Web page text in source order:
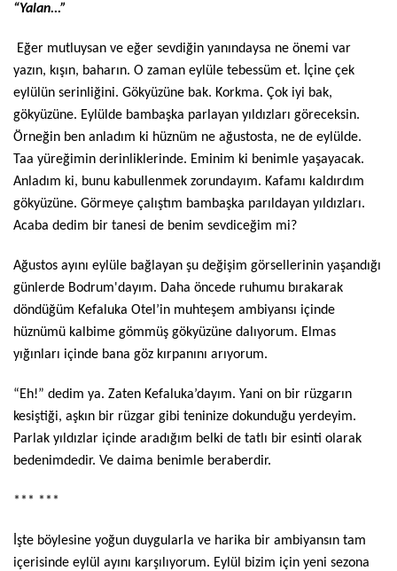
“Yalan...”
Eğer mutluysan ve eğer sevdiğin yanındaysa ne önemi var
yazın, kışın, baharın. O zaman eylüle tebessüm et. İçine çek
eylülün serinliğini. Gökyüzüne bak. Korkma. Çok iyi bak,
gökyüzüne. Eylülde bambaşka parlayan yıldızları göreceksin.
Örneğin ben anladım ki hüznüm ne ağustosta, ne de eylülde.
Taa yüreğimin derinliklerinde. Eminim ki benimle yaşayacak.
Anladım ki, bunu kabullenmek zorundayım. Kafamı kaldırdım
gökyüzüne. Görmeye çalıştım bambaşka parıldayan yıldızları.
Acaba dedim bir tanesi de benim sevdiceğim mi?
Ağustos ayını eylüle bağlayan şu değişim görsellerinin yaşandığı
günlerde Bodrum'dayım. Daha öncede ruhumu bırakarak
döndüğüm Kefaluka Otel’in muhteşem ambiyansı içinde
hüznümü kalbime gömmüş gökyüzüne dalıyorum. Elmas
yığınları içinde bana göz kırpanını arıyorum.
“Eh!” dedim ya. Zaten Kefaluka’dayım. Yani on bir rüzgarın
kesiştiği, aşkın bir rüzgar gibi teninize dokunduğu yerdeyim.
Parlak yıldızlar içinde aradığım belki de tatlı bir esinti olarak
bedenimdedir. Ve daima benimle beraberdir.
*** ***
İşte böylesine yoğun duygularla ve harika bir ambiyansın tam
içerisinde eylül ayını karşılıyorum. Eylül bizim için yeni sezona